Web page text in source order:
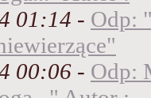
01:14 - Odp:
00:06 - Odp: